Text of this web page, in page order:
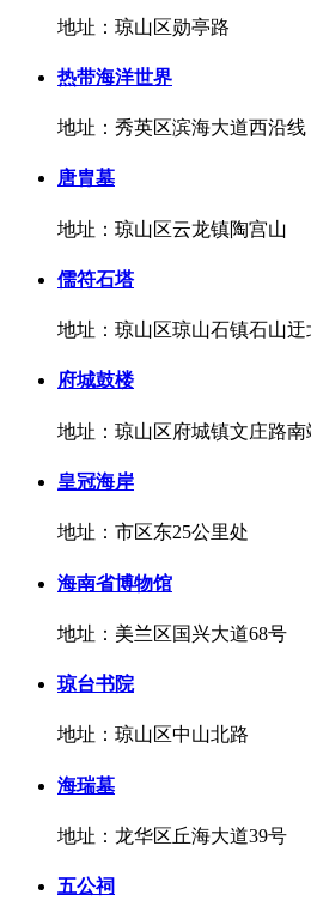
地址：琼山区勋亭路
热带海洋世界
地址：秀英区滨海大道西沿线
唐胄墓
地址：琼山区云龙镇陶宫山
儒符石塔
地址：琼山区琼山石镇石山迂
府城鼓楼
地址：琼山区府城镇文庄路南
皇冠海岸
地址：市区东25公里处
海南省博物馆
地址：美兰区国兴大道68号
琼台书院
地址：琼山区中山北路
海瑞墓
地址：龙华区丘海大道39号
五公祠